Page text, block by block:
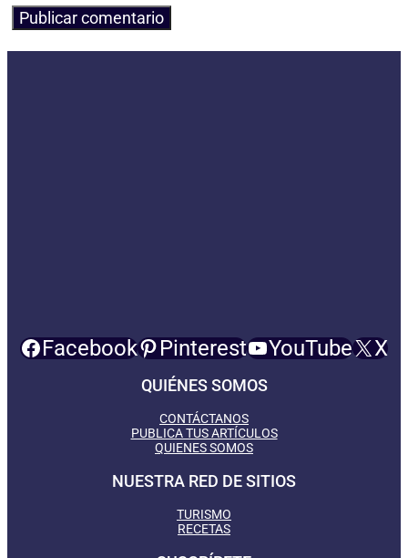
Facebook Pinterest YouTube X
QUIÉNES SOMOS
CONTÁCTANOS
PUBLICA TUS ARTÍCULOS
QUIENES SOMOS
NUESTRA RED DE SITIOS
TURISMO
RECETAS